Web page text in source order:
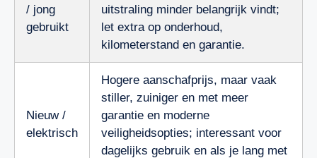
/ jong
gebruikt
uitstraling minder belangrijk vindt;
let extra op onderhoud,
kilometerstand en garantie.
Nieuw /
elektrisch
Hogere aanschafprijs, maar vaak
stiller, zuiniger en met meer
garantie en moderne
veiligheidsopties; interessant voor
dagelijks gebruik en als je lang met